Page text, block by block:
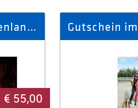
Winterzauber im Sonnenlandpark - Ausflug Winter 2025/26 für 4 Personen
€ 55,00